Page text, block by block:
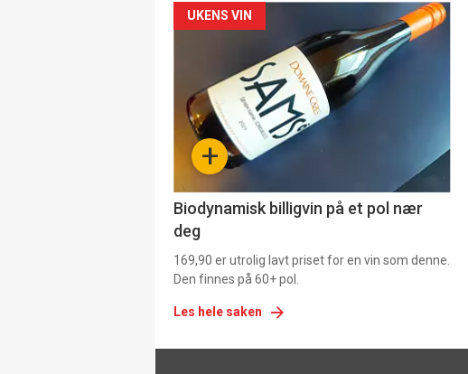
Forsiden
akkurat
nå
-
+
UKENS VIN
Biodynamisk billigvin på et pol nær
deg
169,90 er utrolig lavt priset for en vin som denne.
Den finnes på 60+ pol.
Les hele saken